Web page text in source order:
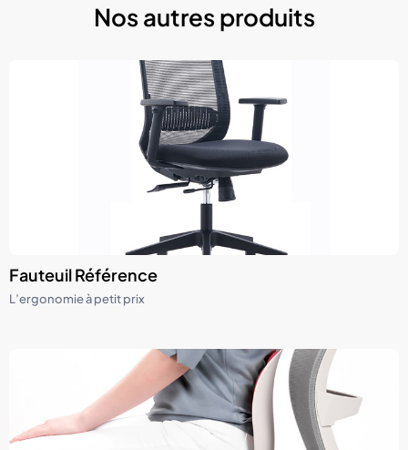
Nos autres produits
Fauteuil Référence
L’ergonomie à petit prix